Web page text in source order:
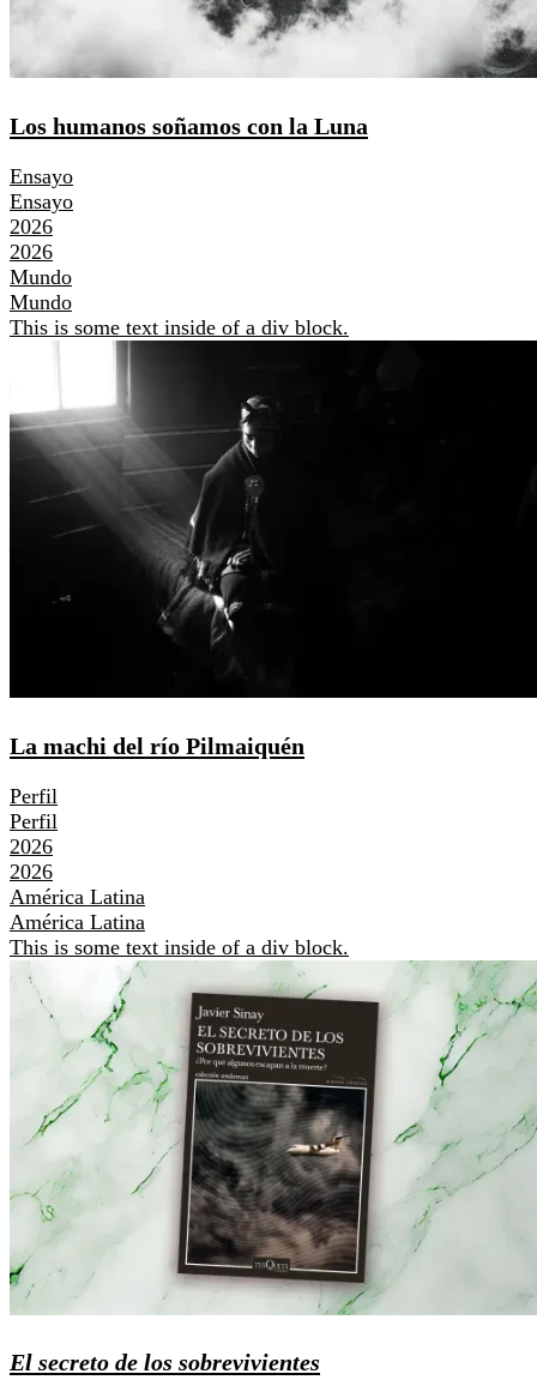
Los humanos soñamos con la Luna
Ensayo
Ensayo
2026
2026
Mundo
Mundo
This is some text inside of a div block.
La machi del río Pilmaiquén
Perfil
Perfil
2026
2026
América Latina
América Latina
This is some text inside of a div block.
El secreto de los sobrevivientes